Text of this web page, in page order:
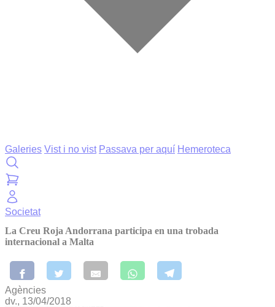
Galeries Vist i no vist Passava per aquí Hemeroteca
Societat
La Creu Roja Andorrana participa en una trobada
internacional a Malta
Agències
dv., 13/04/2018